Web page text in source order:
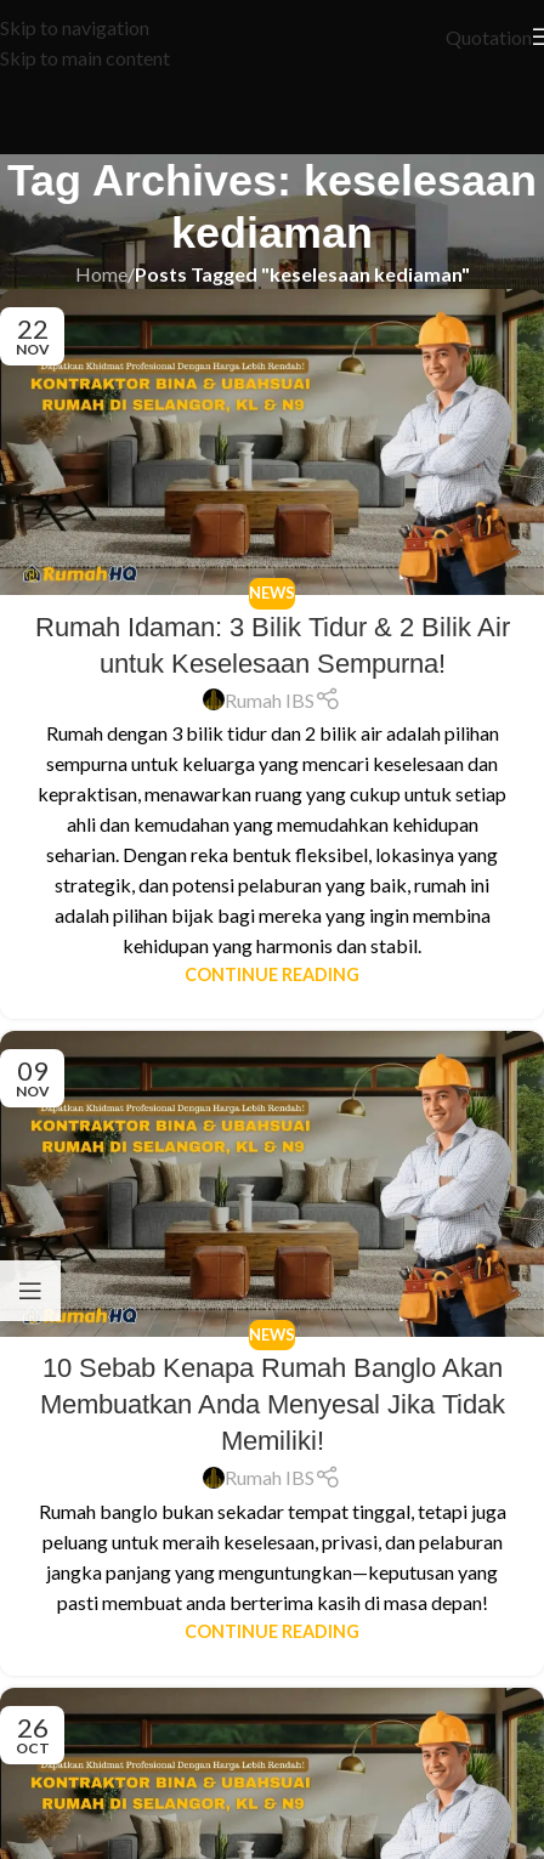
Skip to navigation
Skip to main content
Quotation
Tag Archives: keselesaan
kediaman
Home/Posts Tagged "keselesaan kediaman"
22
NOV
NEWS
Rumah Idaman: 3 Bilik Tidur & 2 Bilik Air
untuk Keselesaan Sempurna!
Rumah IBS
Rumah dengan 3 bilik tidur dan 2 bilik air adalah pilihan
sempurna untuk keluarga yang mencari keselesaan dan
kepraktisan, menawarkan ruang yang cukup untuk setiap
ahli dan kemudahan yang memudahkan kehidupan
seharian. Dengan reka bentuk fleksibel, lokasinya yang
strategik, dan potensi pelaburan yang baik, rumah ini
adalah pilihan bijak bagi mereka yang ingin membina
kehidupan yang harmonis dan stabil.
CONTINUE READING
09
NOV
NEWS
10 Sebab Kenapa Rumah Banglo Akan
Membuatkan Anda Menyesal Jika Tidak
Memiliki!
Rumah IBS
Rumah banglo bukan sekadar tempat tinggal, tetapi juga
peluang untuk meraih keselesaan, privasi, dan pelaburan
jangka panjang yang menguntungkan—keputusan yang
pasti membuat anda berterima kasih di masa depan!
CONTINUE READING
26
OCT